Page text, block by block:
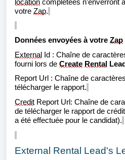
location complétées n’enverront
votre Zap.
Données envoyées à votre Zap
External Id : Chaîne de
fourni lors de Create Rental
Report Url : Chaîne de
télécharger le rapport.
Credit Report Url: Chaîne de
de télécharger le rapport de
a été effectuée pour le candidat).
External Rental Lead's